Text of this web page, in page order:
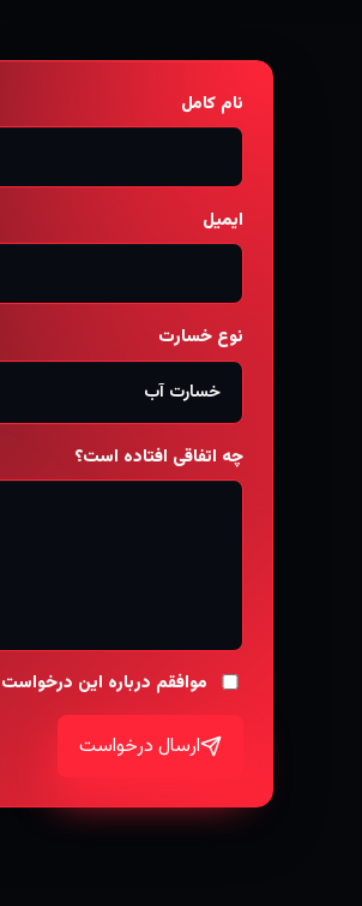
نام کامل
ایمیل
نوع خسارت
چه اتفاقی افتاده است؟
موافقم درباره این
ارسال درخواست